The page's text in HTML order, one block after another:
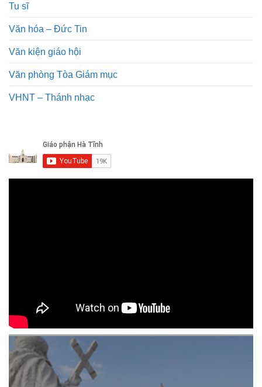
Tu sĩ
Văn hóa – Đức Tin
Văn kiện giáo hội
Văn phòng Tòa Giám mục
VHNT – Thánh nhạc